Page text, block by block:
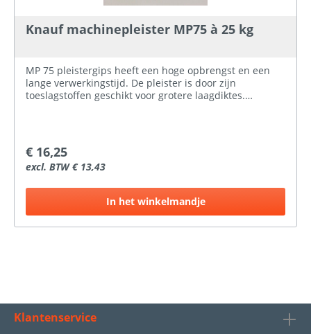
Knauf machinepleister MP75 à 25 kg
MP 75 pleistergips heeft een hoge opbrengst en een
lange verwerkingstijd. De pleister is door zijn
toeslagstoffen geschikt voor grotere laagdiktes.
Ook is de pleister bij uitstek geschikt voor
pleisterdragers zoals stucplaten of Stucanet. De MP 75
heeft de kortste afbindtijd en de fijnste vulstoffen,
voor meer informatieKlik hier voor het veiligheidsblad
€ 16,25
excl. BTW € 13,43
In het winkelmandje
Klantenservice